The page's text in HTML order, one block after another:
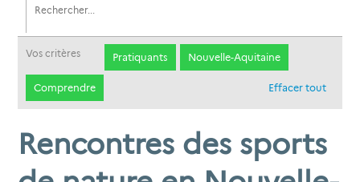
Vos critères Pratiquants Nouvelle-Aquitaine
Comprendre Effacer tout
Rencontres des sports